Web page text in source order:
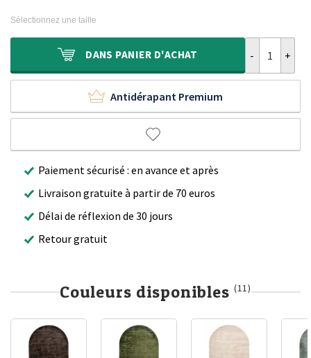
889,90 €.
609,90 €.
Sélectionnez une taille
DANS PANIER D'ACHAT
Antidérapant Premium
Paiement sécurisé : en avance et après
Livraison gratuite à partir de 70 euros
Délai de réflexion de 30 jours
Retour gratuit
Couleurs disponibles (11)